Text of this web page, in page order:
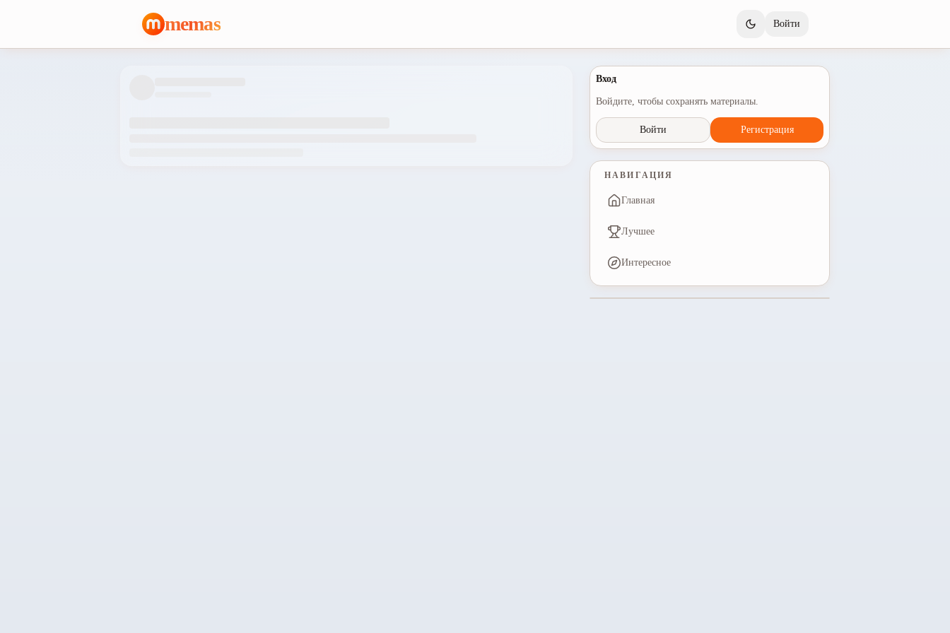
memas Войти
Вход
Войдите, чтобы сохранять материалы.
Войти Регистрация
НАВИГАЦИЯ
Главная
Лучшее
Интересное